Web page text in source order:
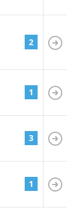
2
1
3
1